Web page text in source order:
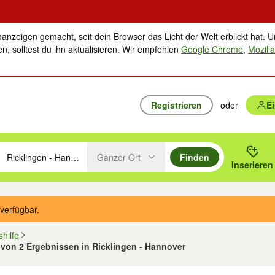
gemacht, seit dein Browser das Licht der Welt erblickt hat.
solltest du ihn aktualisieren. Wir empfehlenGoogle Chrome,
Registrieren oder
mit den Pfeiltasten nach oben/unten durchsuchen und mit
oder Ort eingeben. Eingabetaste drücken um zu suchen, oder
Ganzer Ort
Finden
Inserieren
2 Ergebnissen in Ricklingen - Hannover